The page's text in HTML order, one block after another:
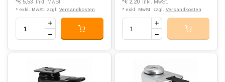
*€ 5,53 Inkl. MwSt.
* exkl. MwSt. zzgl. Versandkosten
*€ 2,20 Inkl. MwSt.
* exkl. MwSt. zzgl. Versandkosten